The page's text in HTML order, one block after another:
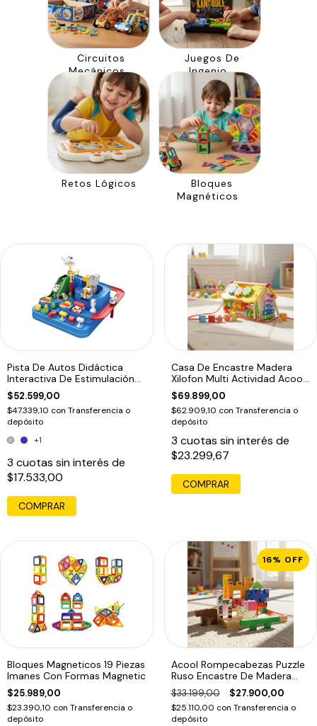
Circuitos
Mecánicos
Juegos De
Ingenio
Retos Lógicos
Bloques
Magnéticos
Pista De Autos Didáctica
Interactiva De Estimulación
Motriz
$52.599,00
$47.339,10 con Transferencia o
depósito
+1
3 cuotas sin interés de
$17.533,00
COMPRAR
Casa De Encastre Madera
Xilofon Multi Actividad Acool
6622 F
$69.899,00
$62.909,10 con Transferencia o
depósito
3 cuotas sin interés de
$23.299,67
Bloques Magneticos 19 Piezas
Imanes Con Formas Magnetic
$25.989,00
$23.390,10 con Transferencia o
depósito
16% OFF
Acool Rompecabezas Puzzle
Ruso Encastre De Madera
Ac6616
$33.199,00 $27.900,00
$25.110,00 con Transferencia o
depósito